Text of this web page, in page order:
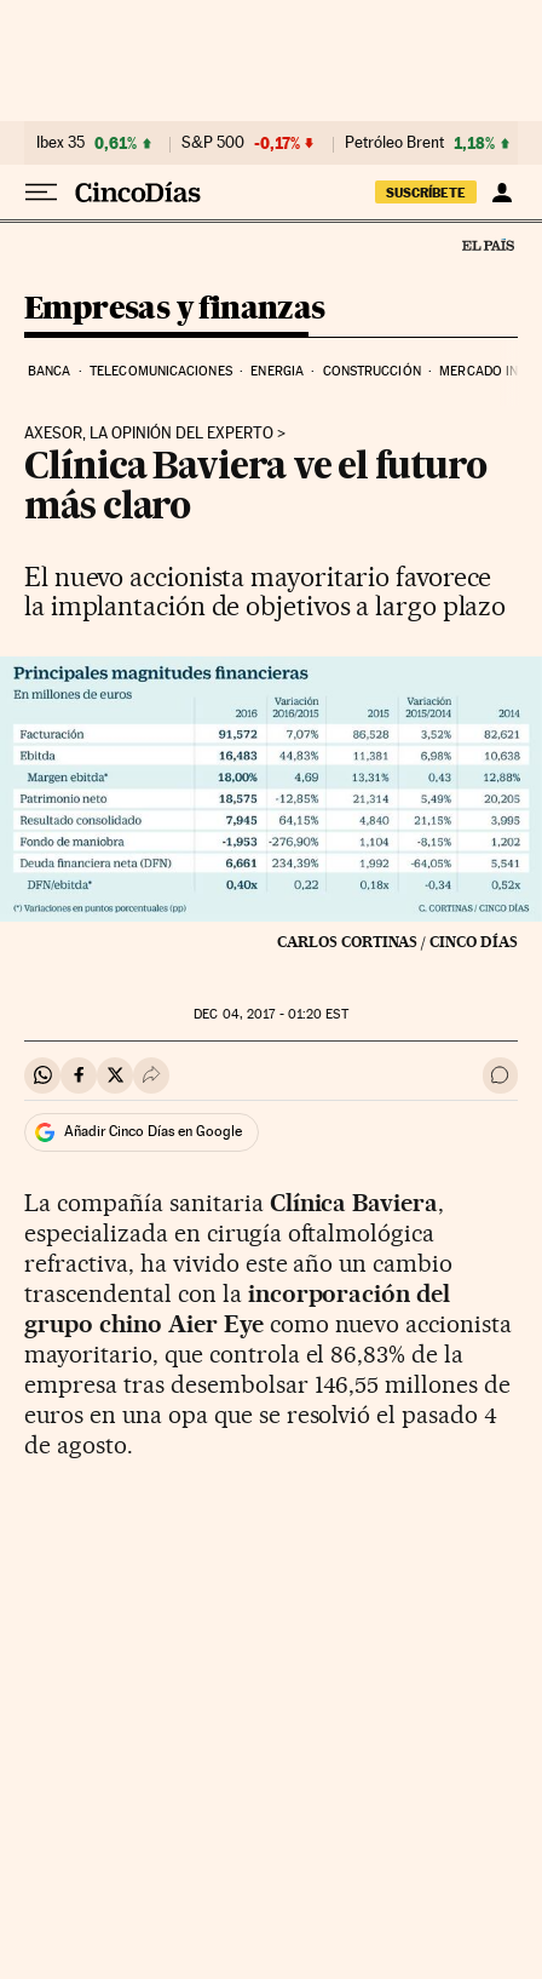
Ibex 35 0,61% S&P 500 -0,17% Petróleo Brent 1,18%
SUSCRÍBETE
Empresas y finanzas
BANCA TELECOMUNICACIONES ENERGIA CONSTRUCCIÓN MERCADO
AXESOR, LA OPINIÓN DEL EXPERTO
Clínica Baviera ve el futuro
más claro
El nuevo accionista mayoritario favorece
la implantación de objetivos a largo plazo
CARLOS CORTINAS / CINCO DÍAS
DEC 04, 2017 - 01:20 EST
Compartir en Whatsapp
Compartir en Facebook
Compartir en Twitter
Desplegar Redes Sociales Ir a
Añadir Cinco Días en Google
La compañía sanitaria Clínica Baviera,
especializada en cirugía oftalmológica
refractiva, ha vivido este año un cambio
trascendental con la incorporación del
grupo chino Aier Eyecomo nuevo accionista
mayoritario, que controla el 86,83% de la
empresa tras desembolsar 146,55 millones de
euros en una opa que se resolvió el pasado 4
de agosto.